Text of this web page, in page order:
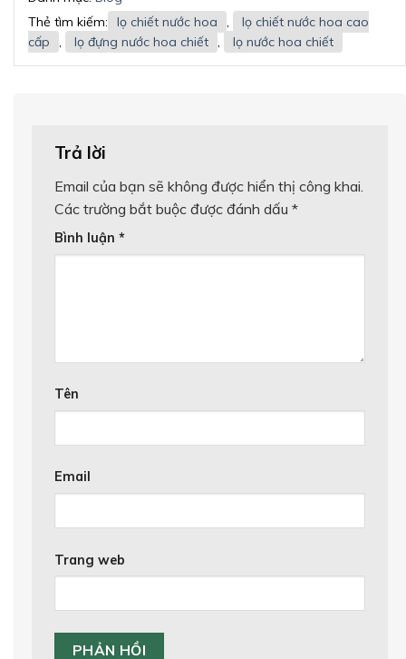
Thẻ tìm kiếm:
lọ chiết nước hoa ,
lọ chiết nước hoa cao
cấp
, lọ đựng nước hoa chiết , lọ nước hoa chiết
Trả lời
Email của bạn sẽ không được hiển thị công khai.
Các trường bắt buộc được đánh dấu *
Bình luận *
Tên
Email
Trang web